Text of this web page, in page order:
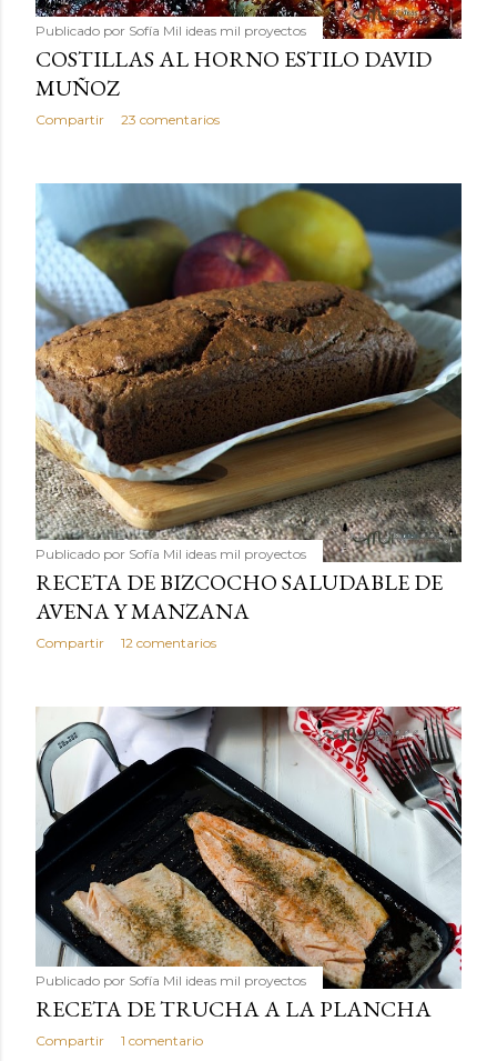
Publicado por Sofía Mil ideas mil proyectos
COSTILLAS AL HORNO ESTILO DAVID
MUÑOZ
Compartir 23 comentarios
Publicado por Sofía Mil ideas mil proyectos
RECETA DE BIZCOCHO SALUDABLE DE
AVENA Y MANZANA
Compartir 12 comentarios
Publicado por Sofía Mil ideas mil proyectos
RECETA DE TRUCHA A LA PLANCHA
Compartir 1 comentario